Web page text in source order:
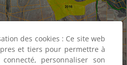
des cookies : Ce site web
et tiers pour permettre à
personnaliser son